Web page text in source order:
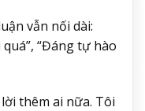
vẫn nối dài:
“Đáng tự hào
thêm ai nữa. Tôi